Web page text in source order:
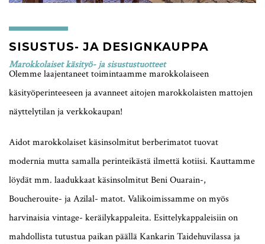
SISUSTUS- JA DESIGNKAUPPA
Marokkolaiset käsityö- ja sisustustuotteet
Olemme laajentaneet toimintaamme marokkolaiseen
käsityöperinteeseen ja avanneet aitojen marokkolaisten mattojen
näyttelytilan ja verkkokaupan!
Aidot marokkolaiset käsinsolmitut berberimatot tuovat
modernia mutta samalla perinteikästä ilmettä kotiisi. Kauttamme
löydät mm. laadukkaat käsinsolmitut Beni Ouarain-,
Boucherouite- ja Azilal- matot. Valikoimissamme on myös
harvinaisia vintage- keräilykappaleita. Esittelykappaleisiin on
mahdollista tutustua paikan päällä Kankarin Taidehuvilassa ja